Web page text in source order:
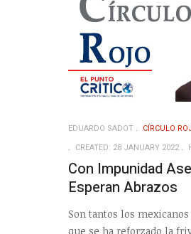
EDUARDO SADOT
CÍRCULO
CREATED: 28 JANUARY 2022
Con Impunidad
Esperan Abrazos
Son tantos los
que se ha reforzado la